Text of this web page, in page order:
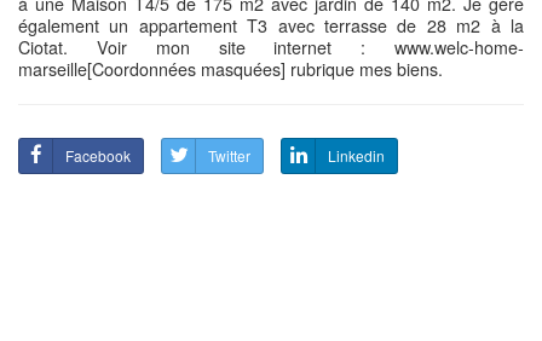
également un appartement T3 avec terrasse de 28 m2 à la
Ciotat. Voir mon site internet : www.welc-home-
marseille[Coordonnées masquées] rubrique mes biens.
Facebook Twitter Linkedin